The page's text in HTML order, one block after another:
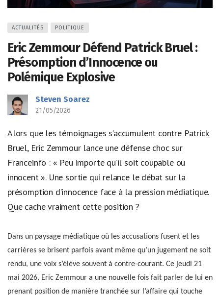
ACTUALITÉS POLITIQUE
Eric Zemmour Défend Patrick Bruel :
Présomption d’Innocence ou
Polémique Explosive
Steven Soarez
21/05/2026
Alors que les témoignages s’accumulent contre Patrick
Bruel, Eric Zemmour lance une défense choc sur
Franceinfo : « Peu importe qu’il soit coupable ou
innocent ». Une sortie qui relance le débat sur la
présomption d’innocence face à la pression médiatique.
Que cache vraiment cette position ?
Dans un paysage médiatique où les accusations fusent et les
carrières se brisent parfois avant même qu’un jugement ne soit
rendu, une voix s’élève souvent à contre-courant. Ce jeudi 21
mai 2026, Eric Zemmour a une nouvelle fois fait parler de lui en
prenant position de manière tranchée sur l’affaire qui touche